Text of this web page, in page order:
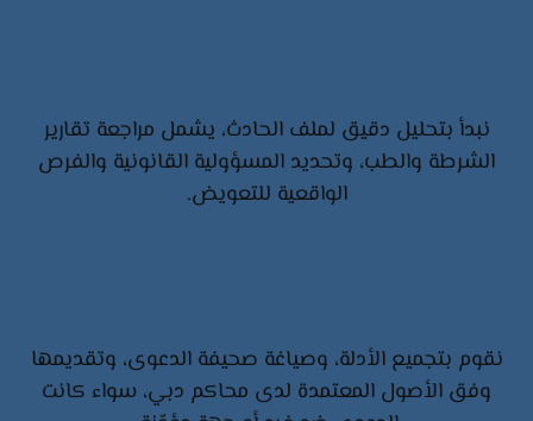
نبدأ بتحليل دقيق لملف الحادث، يشمل مراجعة تقارير
الشرطة والطب، وتحديد المسؤولية القانونية والفرص
الواقعية للتعويض.
نقوم بتجميع الأدلة، وصياغة صحيفة الدعوى، وتقديمها
وفق الأصول المعتمدة لدى محاكم دبي، سواء كانت